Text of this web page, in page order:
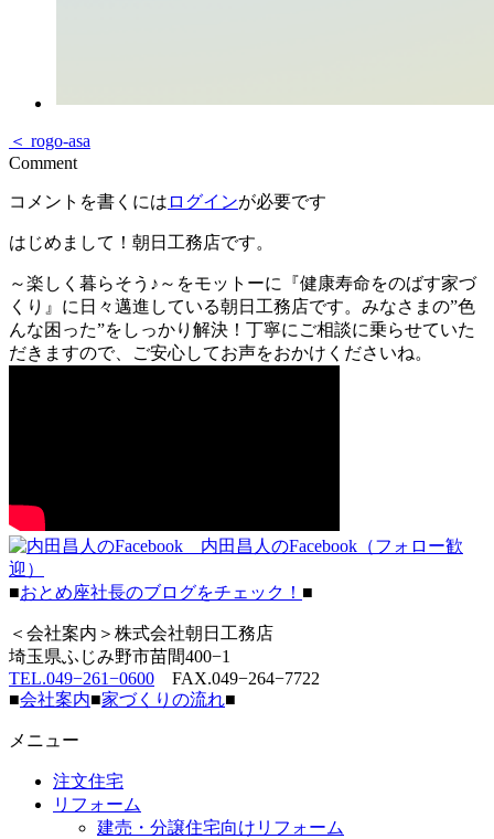
＜ rogo-asa
Comment
コメントを書くには ログインが必要です
はじめまして！朝日工務店です。
～楽しく暮らそう♪～をモットーに『健康寿命をのばす家づ
くり』に日々邁進している朝日工務店です。みなさまの”色
んな困った”をしっかり解決！丁寧にご相談に乗らせていた
だきますので、ご安心してお声をおかけくださいね。
内田昌人のFacebook（フォロー歓
迎）
■おとめ座社長のブログをチェック！ ■
＜会社案内＞株式会社朝日工務店
埼玉県ふじみ野市苗間400−1
TEL.049−261−0600 FAX.049−264−7722
■会社案内■家づくりの流れ■
メニュー
注文住宅
リフォーム
建売・分譲住宅向けリフォーム